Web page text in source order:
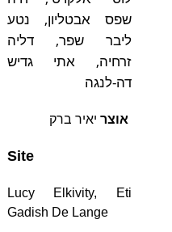
דה-לנגה
אוצר יאיר ברק
Site
Lucy Elkivity,
Eti
Gadish De Lange